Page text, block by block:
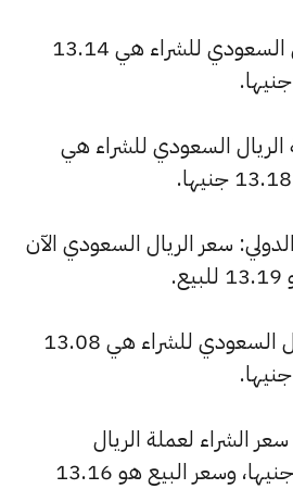
بنك مصر: قيمة الريال السعودي للشراء هي 13.14
السعودي للشراء هي
سعر الريال السعودي الآن
بنك البركة: قيمة الريال السعودي للشراء هي 13.08
الشراء لعملة الريال
السعودي هو 13.14 جنيها، وسعر البيع هو 13.16